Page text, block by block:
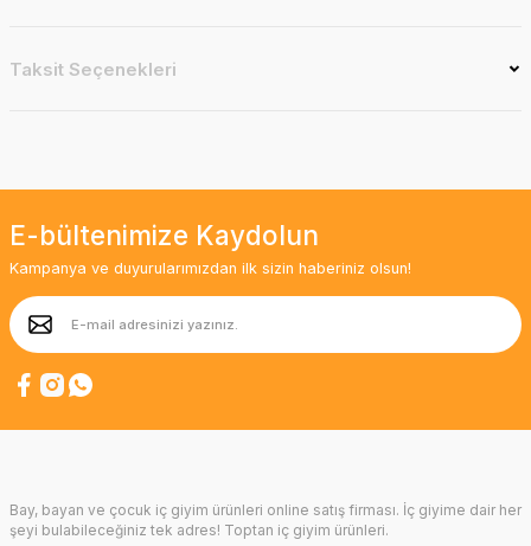
Taksit Seçenekleri
E-bültenimize Kaydolun
Kampanya ve duyurularımızdan ilk sizin haberiniz olsun!
Bay, bayan ve çocuk iç giyim ürünleri online satış firması. İç giyime dair her
şeyi bulabileceğiniz tek adres! Toptan iç giyim ürünleri.